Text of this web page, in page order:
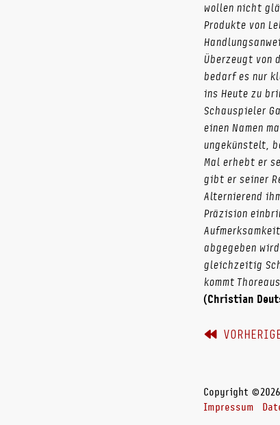
wollen nicht
Produkte von
Überzeugt von
bedarf es nur
ins Heute zu
Schauspieler
einen Namen
ungekünstelt,
Mal erhebt er
gibt er seiner
Alternierend
Präzision
abgegeben
gleichzeitig
kommt
(Christian
Copyright
Impressum